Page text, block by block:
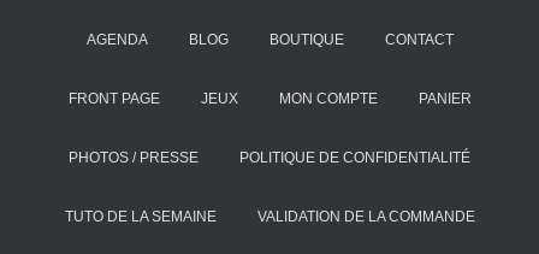
AGENDA BLOG BOUTIQUE CONTACT
FRONT PAGE JEUX MON COMPTE PANIER
PHOTOS / PRESSE POLITIQUE DE CONFIDENTIALITÉ
TUTO DE LA SEMAINE VALIDATION DE LA COMMANDE